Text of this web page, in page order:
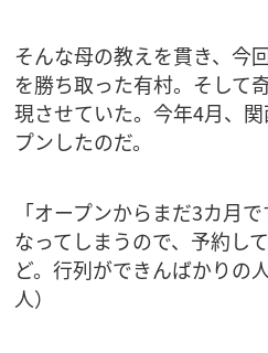
そんな母の教えを貫き、今
を勝ち取った有村。そして
現させていた。今年4月、
プンしたのだ。
「オープンからまだ3カ月
なってしまうので、予約し
ど。行列ができんばかりの
人）